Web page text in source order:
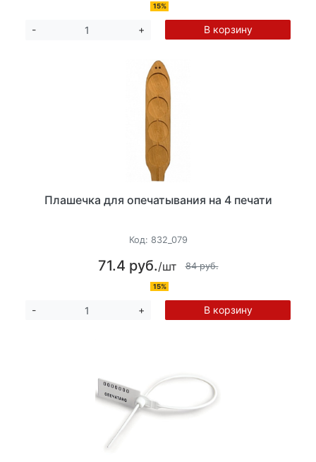
15%
- + В корзину
Плашечка для опечатывания на 4 печати
Код: 832_079
71.4 руб./шт 84 руб.
15%
- + В корзину